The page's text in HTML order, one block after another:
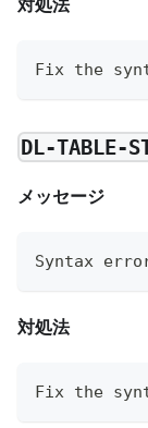
Fix the
DL-TABLE-
メッセージ
Syntax
対処法
Fix the